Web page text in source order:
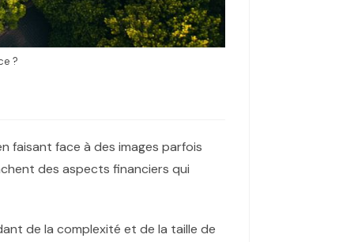
?
faisant face à des images parfois
des aspects financiers qui
de la complexité et de la taille de